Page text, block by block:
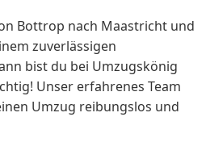
Bottrop nach Maastricht und
zuverlässigen
bist du bei Umzugskönig
Unser erfahrenes Team
Umzug reibungslos und